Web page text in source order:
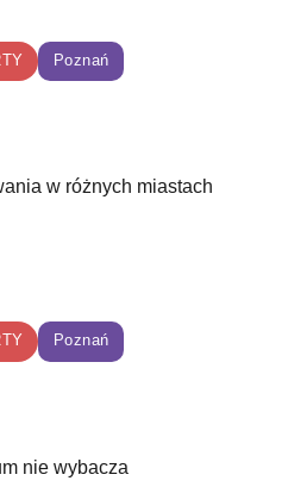
Poznań
w różnych miastach
Poznań
nie wybacza